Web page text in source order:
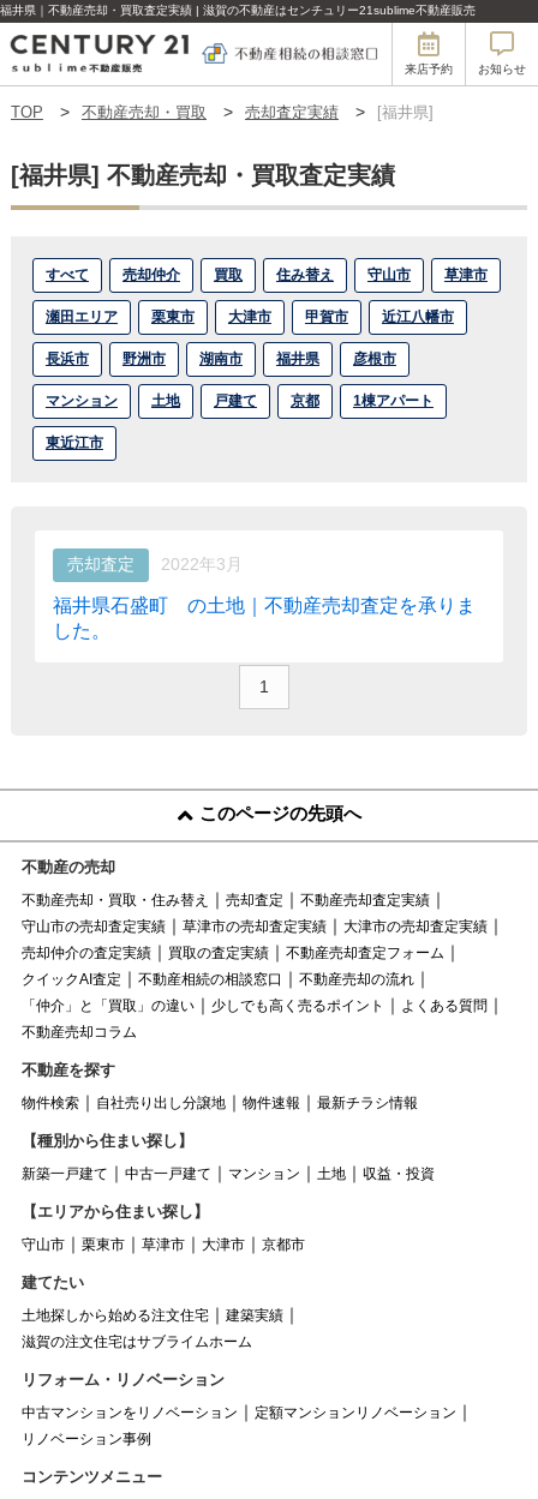
福井県｜不動産売却・買取査定実績 | 滋賀の不動産はセンチュリー21sublime不動産販売
来店予約 お知らせ
TOP 不動産売却・買取 売却査定実績 [福井県]
[福井県] 不動産売却・買取査定実績
すべて 売却仲介 買取 住み替え 守山市 草津市
瀬田エリア 栗東市 大津市 甲賀市 近江八幡市
長浜市 野洲市 湖南市 福井県 彦根市
マンション 土地 戸建て 京都 1棟アパート
東近江市
売却査定 2022年3月
福井県石盛町 の土地｜不動産売却査定を承りま
した。
1
このページの先頭へ
不動産の売却
不動産売却・買取・住み替え 売却査定
不動産売却査定実績
守山市の売却査定実績
草津市の売却査定実績
大津市の売却査定実績
売却仲介の査定実績
買取の査定実績
不動産売却査定フォーム
クイックAI査定
不動産相続の相談窓口
不動産売却の流れ
「仲介」と「買取」の違い
少しでも高く売るポイント
よくある質問
不動産売却コラム
不動産を探す
物件検索 自社売り出し分譲地 物件速報 最新チラシ情報
【種別から住まい探し】
新築一戸建て 中古一戸建て マンション 土地 収益・投資
【エリアから住まい探し】
守山市 栗東市 草津市 大津市 京都市
建てたい
土地探しから始める注文住宅
建築実績
滋賀の注文住宅はサブライムホーム
リフォーム・リノベーション
中古マンションをリノベーション
定額マンションリノベーション
リノベーション事例
コンテンツメニュー